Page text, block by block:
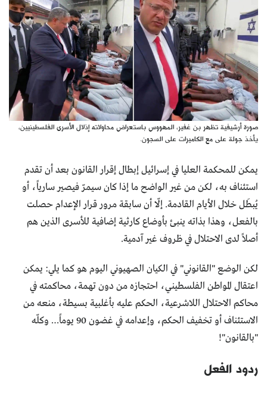
صورة أرشيفية تظهر بن غفير، المهووس باستعراض محاولاته إذلال الأسرى الفلسطينيين،
يأخذ جولة على مع الكاميرات على السجون.
يمكن للمحكمة العليا في إسرائيل إبطال إقرار القانون بعد أن تقدم
استئناف به، لكن من غير الواضح ما إذا كان سيمرّ فيصير سارياً، أو
يُبطَل خلال الأيام القادمة. إلّا أن سابقة مرور قرار الإعدام حصلت
بالفعل، وهذا بذاته ينبئ بأوضاع كارثية إضافية للأسرى الذين هم
أصلاً لدى الاحتلال في ظروف غير آدمية.
لكن الوضع "القانوني" في الكيان الصهيوني اليوم هو كما يلي: يمكن
اعتقال المواطن الفلسطيني، احتجازه من دون تهمة، محاكمته في
محاكم الاحتلال اللاشرعية، الحكم عليه بأغلبية بسيطة، منعه من
الاستئناف أو تخفيف الحكم، وإعدامه في غضون 90 يوماً… وكلّه
"بالقانون"!
ردود الفعل